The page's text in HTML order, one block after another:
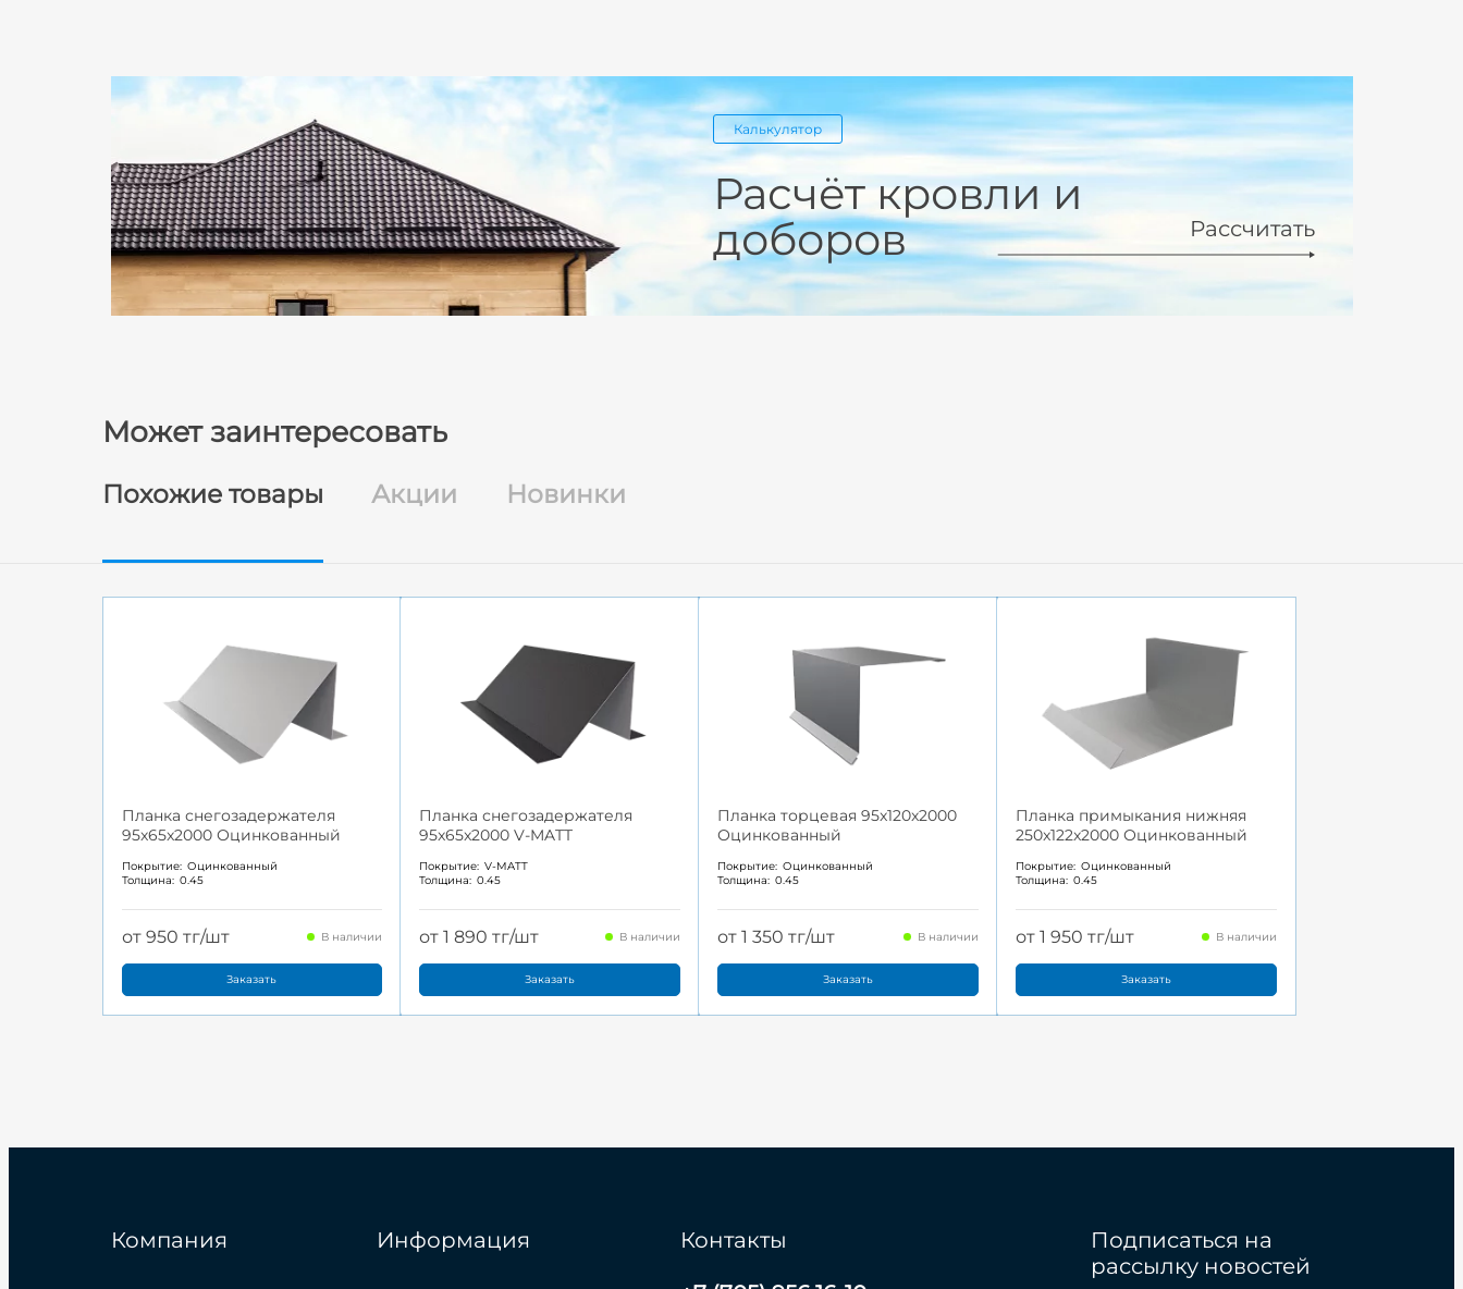
Калькулятор
Расчёт кровли и
доборов
Рассчитать
Может заинтересовать
Похожие товары Акции Новинки
Планка снегозадержателя
95x65x2000 Оцинкованный
Покрытие: Оцинкованный
Толщина: 0.45
от 950 тг/шт В наличии
Заказать
Планка снегозадержателя
95x65x2000 V-MATT
Покрытие: V-MATT
Толщина: 0.45
от 1 890 тг/шт В наличии
Заказать
Планка торцевая 95x120x2000
Оцинкованный
Покрытие: Оцинкованный
Толщина: 0.45
от 1 350 тг/шт В наличии
Заказать
Планка примыкания нижняя
250x122x2000 Оцинкованный
Покрытие: Оцинкованный
Толщина: 0.45
от 1 950 тг/шт В наличии
Заказать
Компания Информация Контакты
Подписаться на
рассылку новостей